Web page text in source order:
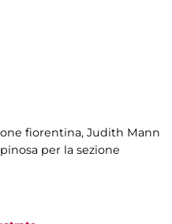
fiorentina, Judith Mann
per la sezione